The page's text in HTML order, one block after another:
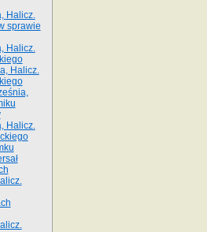
Halicz.
sprawie
Halicz.
Halicz.
Halicz.